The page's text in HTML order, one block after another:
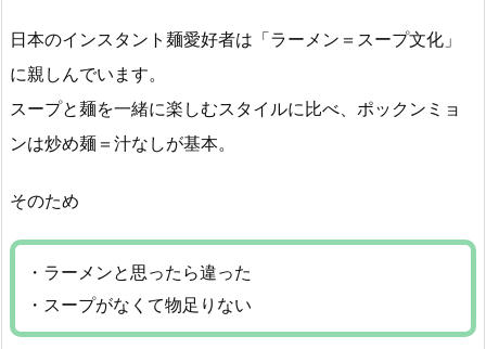
日本のインスタント麺愛好者は「ラーメン＝スープ文化」
に親しんでいます。
スープと麺を一緒に楽しむスタイルに比べ、ポックンミョ
ンは炒め麺＝汁なしが基本。
そのため
・ラーメンと思ったら違った
・スープがなくて物足りない